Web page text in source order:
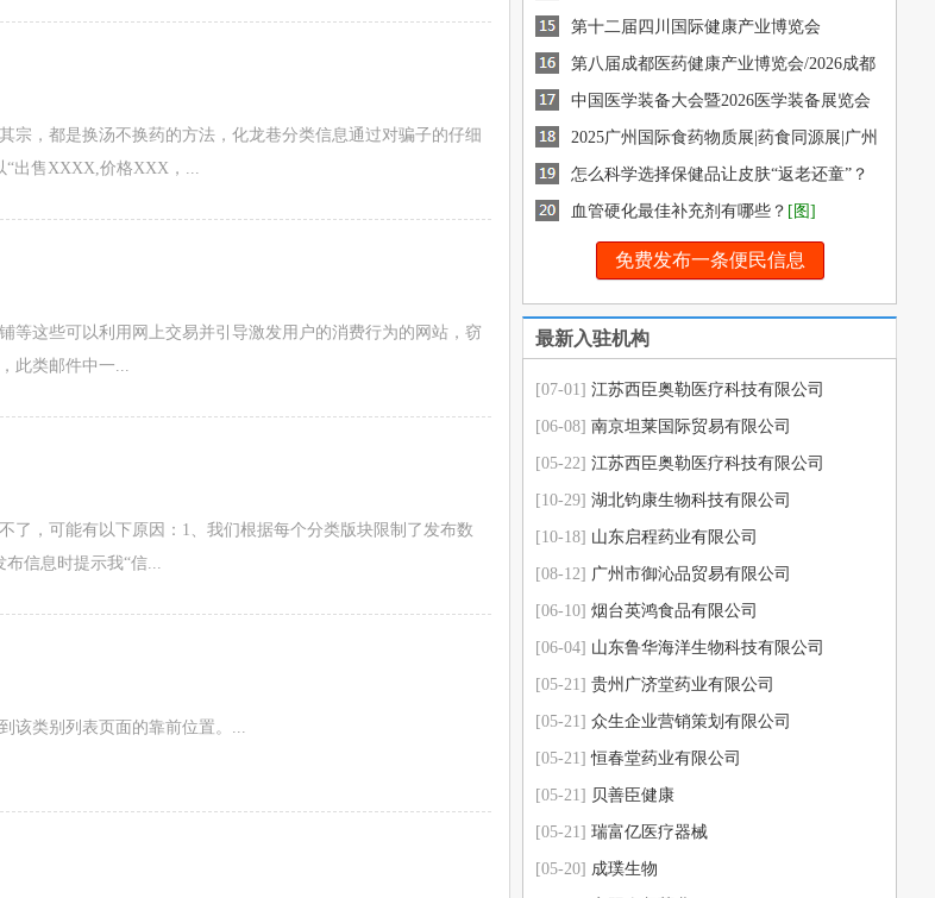
宗，都是换汤不换药的方法，化龙巷分类信息通过对骗子的仔细
“出售XXXX,价格XXX，...
等这些可以利用网上交易并引导激发用户的消费行为的网站，窃
此类邮件中一...
了，可能有以下原因：1、我们根据每个分类版块限制了发布数
信息时提示我“信...
该类别列表页面的靠前位置。...
建议 [图]
第十二届四川国际健康产业博览会
第八届成都医药健康产业博览会/2026成都
药交会中国医学装备大会暨2026医学装备展览会
2025广州国际食药物质展|药食同源展|广州
健康展|12月盛
怎么科学选择保健品让皮肤“返老还童”？
[图] 血管硬化最佳补充剂有哪些？ [图]
免费发布一条便民信息
最新入驻机构
[07-01] 江苏西臣奥勒医疗科技有限公司
[06-08] 南京坦莱国际贸易有限公司
[05-22] 江苏西臣奥勒医疗科技有限公司
[10-29] 湖北钧康生物科技有限公司
[10-18] 山东启程药业有限公司
[08-12] 广州市御沁品贸易有限公司
[06-10] 烟台英鸿食品有限公司
[06-04] 山东鲁华海洋生物科技有限公司
[05-21] 贵州广济堂药业有限公司
[05-21] 众生企业营销策划有限公司
[05-21] 恒春堂药业有限公司
[05-21] 贝善臣健康
[05-21] 瑞富亿医疗器械
[05-20] 成璞生物